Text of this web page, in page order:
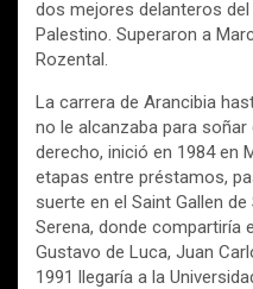
dos mejores delanteros
Palestino. Superaron a
Rozental.
La carrera de Arancibia
no le alcanzaba para
derecho, inició en 1984 en
etapas entre préstamos,
suerte en el Saint Gallen
Serena, donde compartiría
Gustavo de Luca, Juan
1991 llegaría a la